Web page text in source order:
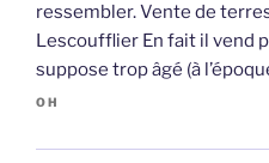
ressembler. Vente de
Lescoufflier En fait il vend
suppose trop âgé (à
OH